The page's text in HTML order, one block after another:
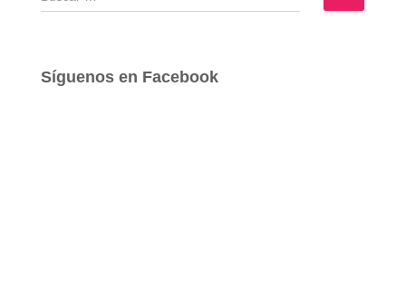
u
a
Síguenos en Facebook